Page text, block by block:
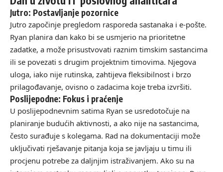
Jutro: Postavljanje pozornice
Jutro započinje pregledom rasporeda sastanaka i e-pošte.
Ryan planira dan kako bi se usmjerio na prioritetne
zadatke, a može prisustvovati raznim timskim sastancima
ili se povezati s drugim projektnim timovima. Njegova
uloga, iako nije rutinska, zahtijeva fleksibilnost i brzo
prilagođavanje, ovisno o zadacima koje treba izvršiti.
Poslijepodne: Fokus i praćenje
U poslijepodnevnim satima Ryan se usredotočuje na
planiranje budućih aktivnosti, a ako nije na sastancima,
često surađuje s kolegama. Rad na dokumentaciji može
uključivati rješavanje pitanja koja se javljaju u timu ili
procjenu potrebe za daljnjim istraživanjem. Ako su na